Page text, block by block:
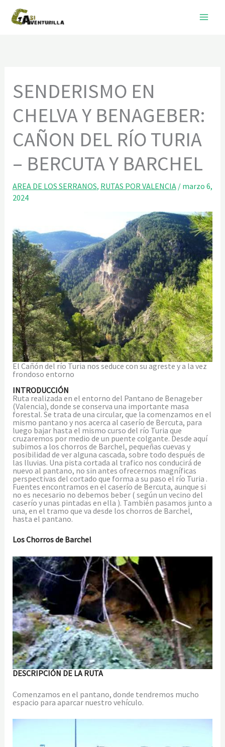
contenido
SENDERISMO EN
CHELVA Y BENAGEBER:
CAÑON DEL RÍO TURIA
– BERCUTA Y BARCHEL
AREA DE LOS SERRANOS, RUTAS POR VALENCIA/ marzo 6,
2024
El Cañón del río Turia nos seduce con su agreste y a la vez
frondoso entorno
INTRODUCCIÓN
Ruta realizada en el entorno del Pantano de Benageber
(Valencia), donde se conserva una importante masa
forestal. Se trata de una circular, que la comenzamos en el
mismo pantano y nos acerca al caserío de Bercuta, para
luego bajar hasta el mismo curso del río Turia que
cruzaremos por medio de un puente colgante. Desde aquí
subimos a los chorros de Barchel, pequeñas cuevas y
posibilidad de ver alguna cascada, sobre todo después de
las lluvias. Una pista cortada al trafico nos conducirá de
nuevo al pantano, no sin antes ofrecernos magníficas
perspectivas del cortado que forma a su paso el río Turia .
Fuentes encontramos en el caserío de Bercuta, aunque si
no es necesario no debemos beber ( según un vecino del
caserío y unas pintadas en ella ). También pasamos junto a
una, en el tramo que va desde los chorros de Barchel,
hasta el pantano.
Los Chorros de Barchel
DESCRIPCIÓN DE LA RUTA
Comenzamos en el pantano, donde tendremos mucho
espacio para aparcar nuestro vehículo.